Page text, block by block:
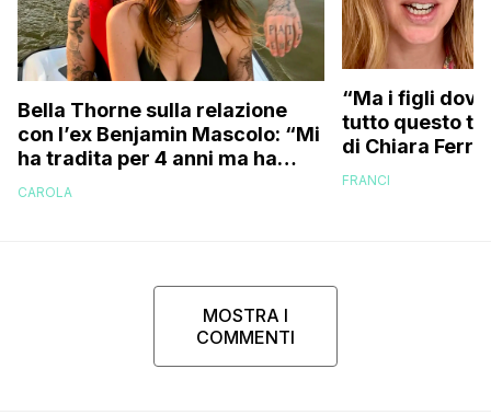
Bella Thorne sulla relazione
con l’ex Benjamin Mascolo: “Mi
ha tradita per 4 anni ma ha
sostenuto che non contava
CAROLA
“Ma i figli
tutto questo
di Chiara
risponde
FRANCI
MOSTRA I
COMMENTI